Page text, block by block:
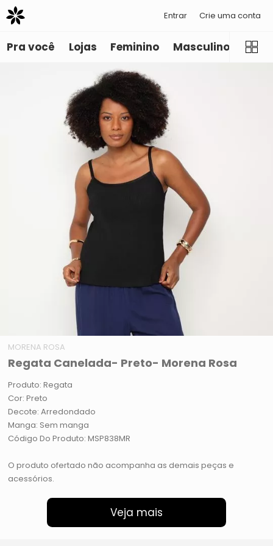
Entrar Crie uma conta
Pra você Lojas Feminino Masculino
MORENA ROSA
Regata Canelada- Preto- Morena Rosa
Produto: Regata
Cor: Preto
Decote: Arredondado
Manga: Sem manga
Código Do Produto: MSP838MR
O produto ofertado não acompanha as demais peças e
acessórios.
Veja mais